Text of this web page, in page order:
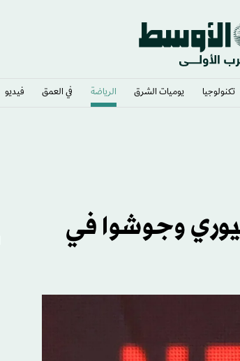
تكنولوجيا يوميات الشرق​ الرياضة في العمق فيديو
وجوشوا في